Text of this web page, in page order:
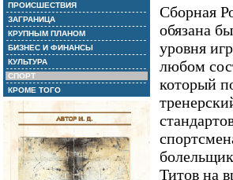
ПРОИСШЕСТВИЯ
ЗАГРАНИЦА
КРУПНЫМ ПЛАНОМ
БИЗНЕС И ФИНАНСЫ
КУЛЬТУРА
СПОРТ
КРОМЕ ТОГО
Сборная
обязана
уровня
любом
который
Титов на